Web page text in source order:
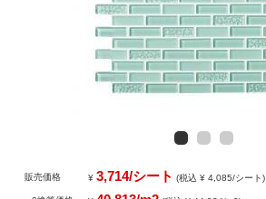
販売価格 ¥3,714/シート (税込 ¥ 4,085/シート)